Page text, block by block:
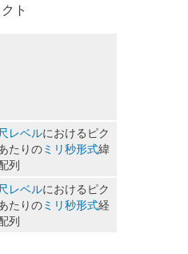
ト
レベルにおけるピク
たりのミリ秒形式緯
列
レベルにおけるピク
たりのミリ秒形式経
列